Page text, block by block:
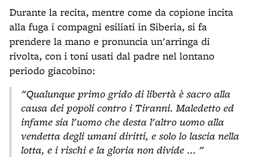
Durante la recita, mentre come da copione incita
alla fuga i compagni esiliati in Siberia, si fa
prendere la mano e pronuncia un'arringa di
rivolta, con i toni usati dal padre nel lontano
periodo giacobino:
"Qualunque primo grido di libertà è sacro alla
causa dei popoli contro i Tiranni. Maledetto ed
infame sia l'uomo che desta l'altro uomo alla
vendetta degli umani diritti, e solo lo lascia nella
lotta, e i rischi e la gloria non divide ... "